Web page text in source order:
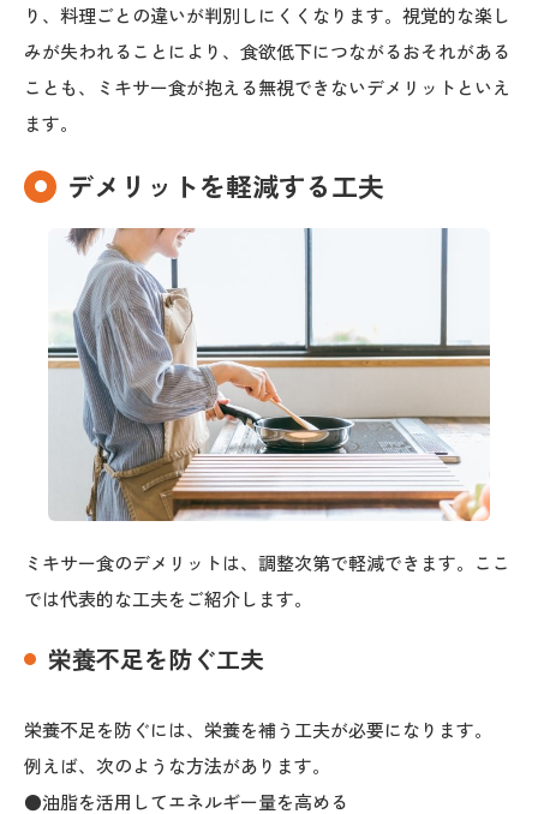
り、料理ごとの違いが判別しにくくなります。視覚的な楽し
みが失われることにより、食欲低下につながるおそれがある
ことも、ミキサー食が抱える無視できないデメリットといえ
ます。
デメリットを軽減する工夫
ミキサー食のデメリットは、調整次第で軽減できます。ここ
では代表的な工夫をご紹介します。
栄養不足を防ぐ工夫
栄養不足を防ぐには、栄養を補う工夫が必要になります。
例えば、次のような方法があります。
●油脂を活用してエネルギー量を高める